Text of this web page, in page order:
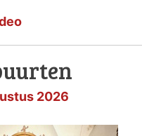
2026